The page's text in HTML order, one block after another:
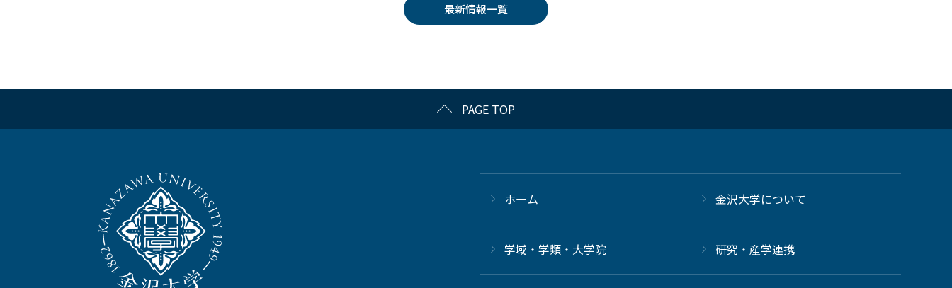
最新情報一覧
PAGE TOP
ホーム 金沢大学について
学域・学類・大学院 研究・産学連携